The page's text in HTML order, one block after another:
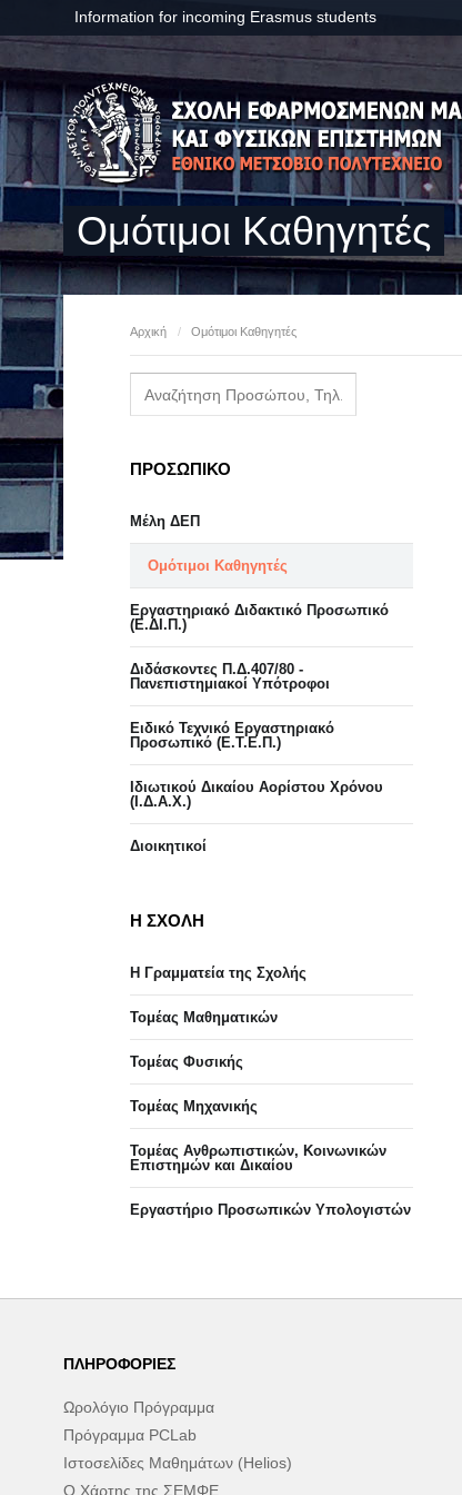
Information for incoming Erasmus students
Ομότιμοι Καθηγητές
Αρχική / Ομότιμοι Καθηγητές
ΠΡΟΣΩΠΙΚΟ
Μέλη ΔΕΠ
Ομότιμοι Καθηγητές
Εργαστηριακό Διδακτικό Προσωπικό
(Ε.ΔΙ.Π.)
Διδάσκοντες Π.Δ.407/80 -
Πανεπιστημιακοί Υπότροφοι
Ειδικό Τεχνικό Εργαστηριακό
Προσωπικό (Ε.Τ.Ε.Π.)
Ιδιωτικού Δικαίου Αορίστου Χρόνου
(Ι.Δ.Α.Χ.)
Διοικητικοί
Η ΣΧΟΛΗ
Η Γραμματεία της Σχολής
Τομέας Μαθηματικών
Τομέας Φυσικής
Τομέας Μηχανικής
Τομέας Ανθρωπιστικών, Κοινωνικών
Επιστημών και Δικαίου
Eργαστήριo Προσωπικών Υπολογιστών
ΠΛΗΡΟΦΟΡΊΕΣ
Ωρολόγιο Πρόγραμμα
Πρόγραμμα PCLab
Ιστοσελίδες Μαθημάτων (Helios)
Ο Χάρτης της ΣΕΜΦΕ